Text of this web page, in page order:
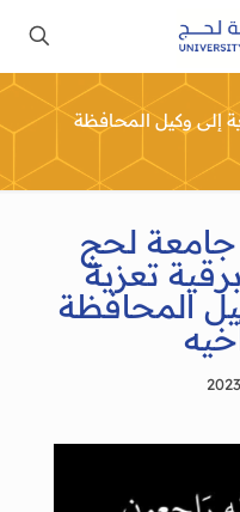
إلى وكيل المحافظة
لحج
تعزية
المحافظة